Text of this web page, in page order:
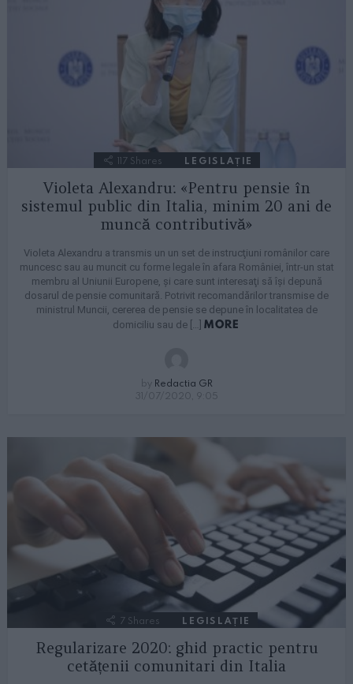
117 Shares LEGISLAȚIE
Violeta Alexandru: «Pentru pensie în
sistemul public din Italia, minim 20 ani de
muncă contributivă»
Violeta Alexandru a transmis un un set de instrucţiuni românilor care
muncesc sau au muncit cu forme legale în afara României, într-un stat
membru al Uniunii Europene, şi care sunt interesaţi să îşi depună
dosarul de pensie comunitară. Potrivit recomandărilor transmise de
ministrul Muncii, cererea de pensie se depune în localitatea de
domiciliu sau de […]MORE
by Redactia GR
31/07/2020, 9:05
7 Shares LEGISLAȚIE
Regularizare 2020: ghid practic pentru
cetățenii comunitari din Italia